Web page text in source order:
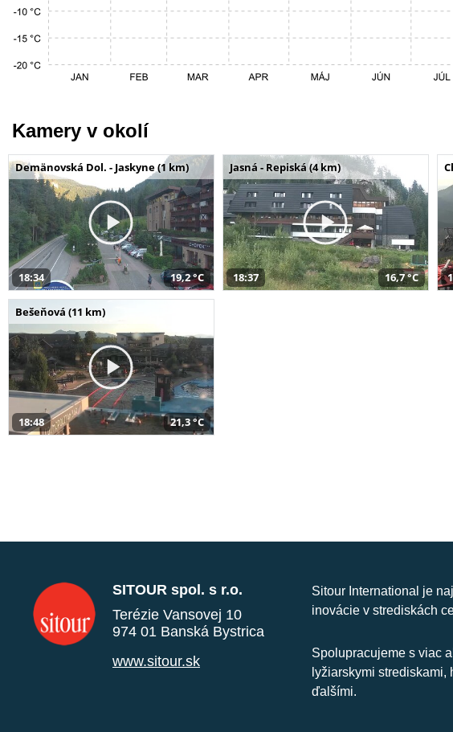
Kamery v okolí
Demänovská Dol. - Jaskyne (1 km)
18:34 19,2 °C
Jasná - Repiská (4 km)
18:37 16,7 °C
Bešeňová (11 km)
18:48 21,3 °C
SITOUR spol. s r.o.
Terézie Vansovej 10
974 01 Banská Bystrica
www.sitour.sk
Sitour International je
inovácie v strediskách
Spolupracujeme s viac
lyžiarskymi
ďalšími.